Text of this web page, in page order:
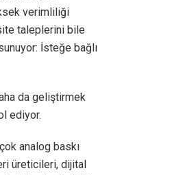
verimliliği
taleplerini bile
İsteğe bağlı
da geliştirmek
ediyor.
analog baskı
üreticileri, dijital